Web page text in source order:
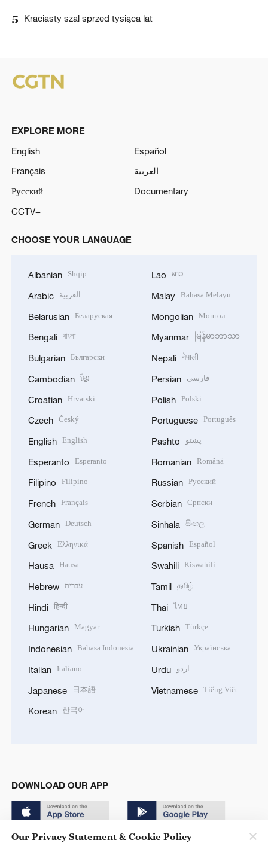
5 Kraciasty szal sprzed tysiąca lat
EXPLORE MORE
English
Español
Français
العربية
Русский
Documentary
CCTV+
CHOOSE YOUR LANGUAGE
Albanian Shqip
Arabic العربية
Belarusian Беларуская
Bengali বাংলা
Bulgarian Български
Cambodian ខ្មែរ
Croatian Hrvatski
Czech Český
English English
Esperanto Esperanto
Filipino Filipino
French Français
German Deutsch
Greek Ελληνικά
Hausa Hausa
Hebrew עברית
Hindi हिन्दी
Hungarian Magyar
Indonesian Bahasa Indonesia
Italian Italiano
Japanese 日本語
Korean 한국어
Lao ລາວ
Malay Bahasa Melayu
Mongolian Монгол
Myanmar မြန်မာဘာသာ
Nepali नेपाली
Persian فارسی
Polish Polski
Portuguese Português
Pashto پښتو
Romanian Română
Russian Русский
Serbian Српски
Sinhala සිංහල
Spanish Español
Swahili Kiswahili
Tamil தமிழ்
Thai ไทย
Turkish Türkçe
Ukrainian Українська
Urdu اردو
Vietnamese Tiếng Việt
DOWNLOAD OUR APP
Our Privacy Statement & Cookie Policy